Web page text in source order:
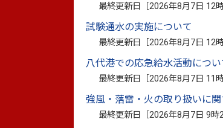
最終更新日［2026年8月7日 12
試験通水の実施について
最終更新日［2026年8月7日 12
八代港での応急給水活動につい
最終更新日［2026年8月7日 11
強風・落雷・火の取り扱いに
最終更新日［2026年8月7日 9時
最終更新日：2023年10月1日 印刷
広報やつしろ10月号
広報やつしろでは、読者アンケ
アンケートに答え、ご応募いた